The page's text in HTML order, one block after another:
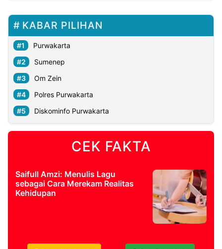
KABAR PILIHAN
Purwakarta
Sumenep
Om Zein
Polres Purwakarta
Diskominfo Purwakarta
CEK FAKTA
Saifull Amzi: Menulis Lagu
sebagai Cara Merekam Realitas
Kehidupan